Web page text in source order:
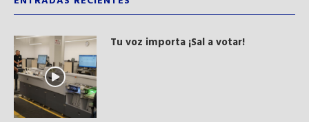
Tu voz importa ¡Sal a votar!